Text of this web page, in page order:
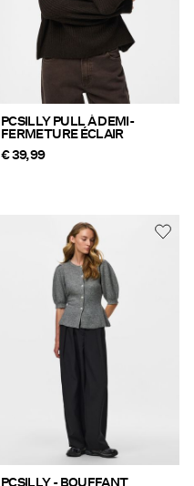
PCSILLY PULL À DEMI-
FERMETURE ÉCLAIR
€ 39,99
PCSILLY - BOUFFANT